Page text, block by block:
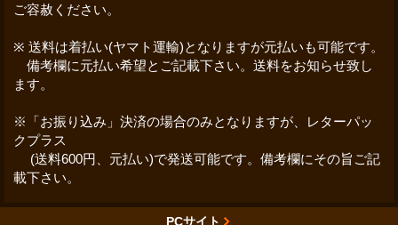
ご容赦ください。
※ 送料は着払い(ヤマト運輸)となりますが元払いも可能です。
備考欄に元払い希望とご記載下さい。送料をお知らせ致し
ます。
※「お振り込み」決済の場合のみとなりますが、レターパッ
クプラス
(送料600円、元払い)で発送可能です。備考欄にその旨ご記
載下さい。
PCサイト